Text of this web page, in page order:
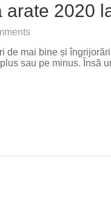
2020
de mai bine și
sau pe minus. Însă